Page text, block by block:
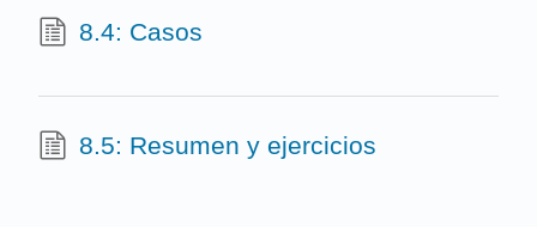
8.4: Casos
8.5: Resumen y ejercicios